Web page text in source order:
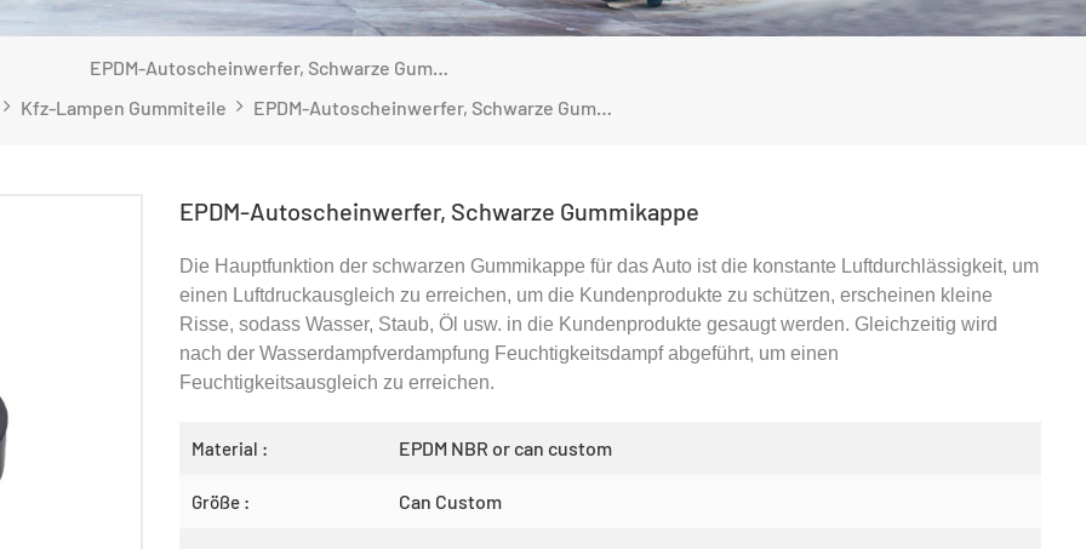
EPDM-Autoscheinwerfer, Schwarze Gummikappe
Kfz-Lampen Gummiteile
EPDM-Autoscheinwerfer, Schwarze Gummikappe
EPDM-Autoscheinwerfer, Schwarze Gummikappe
Die Hauptfunktion der schwarzen Gummikappe für das Auto ist die konstante Luftdurchlässigkeit, um
einen Luftdruckausgleich zu erreichen, um die Kundenprodukte zu schützen, erscheinen kleine
Risse, sodass Wasser, Staub, Öl usw. in die Kundenprodukte gesaugt werden. Gleichzeitig wird
nach der Wasserdampfverdampfung Feuchtigkeitsdampf abgeführt, um einen
Feuchtigkeitsausgleich zu erreichen.
Material : EPDM NBR or can custom
Größe : Can Custom